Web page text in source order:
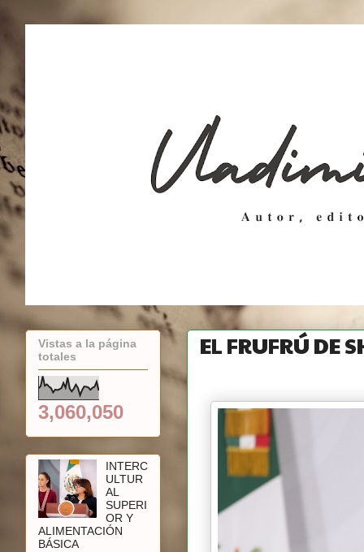
EL FRUFRÚ DE
Vistas a la página
totales
3,060,050
INTERC
ULTUR
AL
SUPERI
OR Y
ALIMENTACIÓN
BÁSICA